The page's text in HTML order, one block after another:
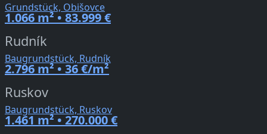
Grundstück, Obišovce
1.066 m² • 83.999 €
Rudník
Baugrundstück, Rudník
2.796 m² • 36 €/m²
Ruskov
Baugrundstück, Ruskov
1.461 m² • 270.000 €